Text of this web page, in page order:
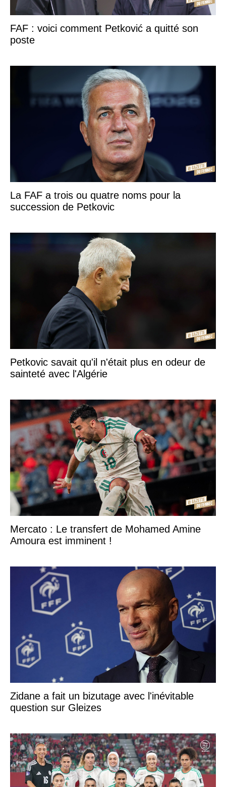
FAF : voici comment Petković a quitté son
poste
La FAF a trois ou quatre noms pour la
succession de Petkovic
Petkovic savait qu'il n'était plus en odeur de
sainteté avec l'Algérie
Mercato : Le transfert de Mohamed Amine
Amoura est imminent !
Zidane a fait un bizutage avec l'inévitable
question sur Gleizes